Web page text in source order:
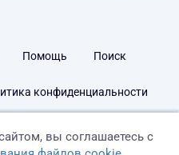
Помощь Поиск
конфиденциальности
вы соглашаетесь с